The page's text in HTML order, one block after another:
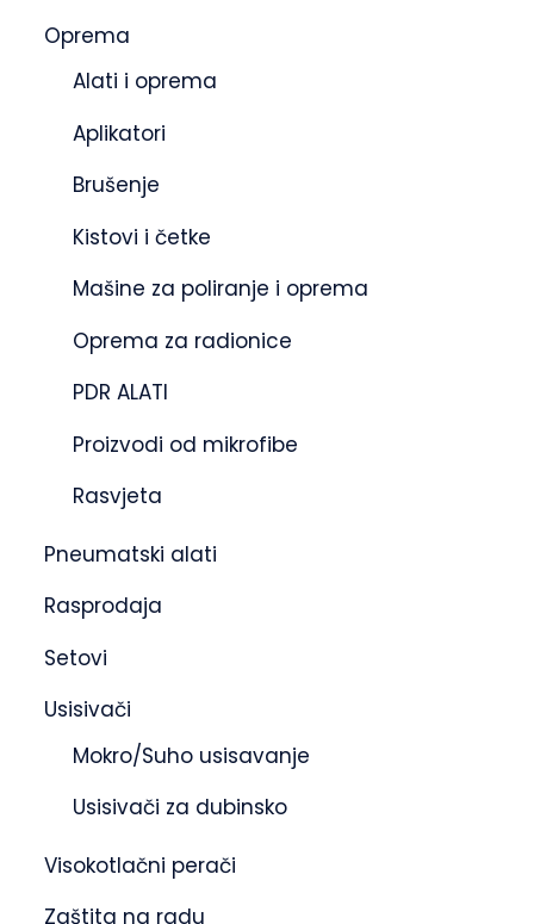
Oprema
Alati i oprema
Aplikatori
Brušenje
Kistovi i četke
Mašine za poliranje i oprema
Oprema za radionice
PDR ALATI
Proizvodi od mikrofibe
Rasvjeta
Pneumatski alati
Rasprodaja
Setovi
Usisivači
Mokro/Suho usisavanje
Usisivači za dubinsko
Visokotlačni perači
Zaštita na radu